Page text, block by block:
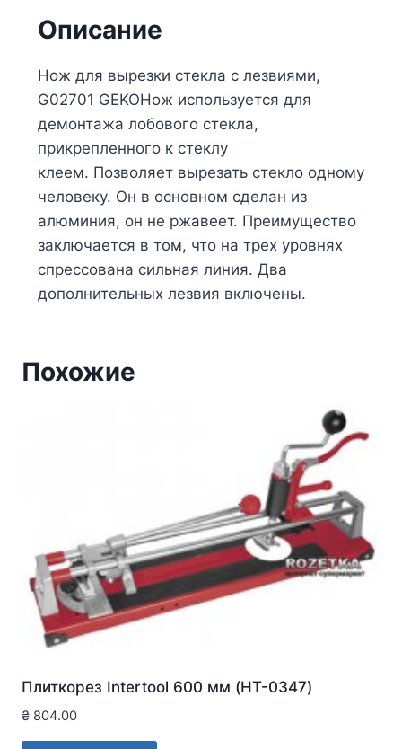
Описание
Нож для вырезки стекла с лезвиями,
G02701 GEKOНож используется для
демонтажа лобового стекла,
прикрепленного к стеклу
клеем. Позволяет вырезать стекло одному
человеку. Он в основном сделан из
алюминия, он не ржавеет. Преимущество
заключается в том, что на трех уровнях
спрессована сильная линия. Два
дополнительных лезвия включены.
Похожие
Плиткорез Intertool 600 мм (HT-0347)
₴ 804.00